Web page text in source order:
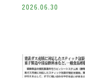
2026.06.30